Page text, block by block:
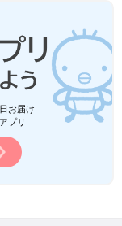
お届け
プリ